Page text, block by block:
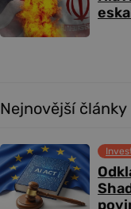
Nejnovější články